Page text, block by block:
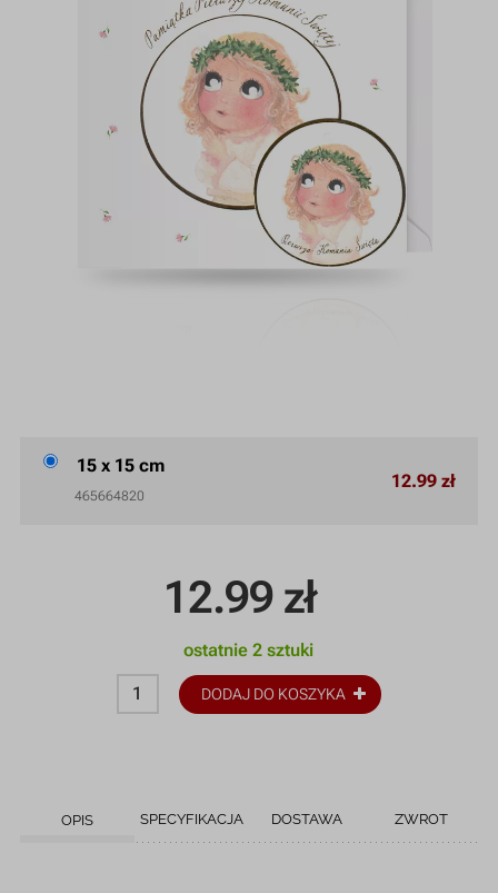
12.99 zł
ostatnie 2 sztuki
DODAJ DO KOSZYKA
15 x 15 cm
465664820
12.99 zł
OPIS SPECYFIKACJA DOSTAWA ZWROT